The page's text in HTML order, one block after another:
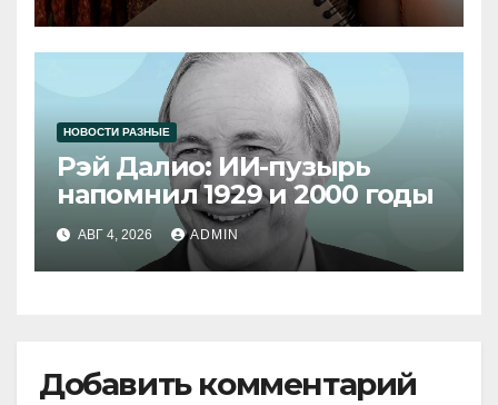
НОВОСТИ РАЗНЫЕ
Рэй Далио: ИИ-пузырь
напомнил 1929 и 2000 годы
АВГ 4, 2026 ADMIN
Добавить комментарий